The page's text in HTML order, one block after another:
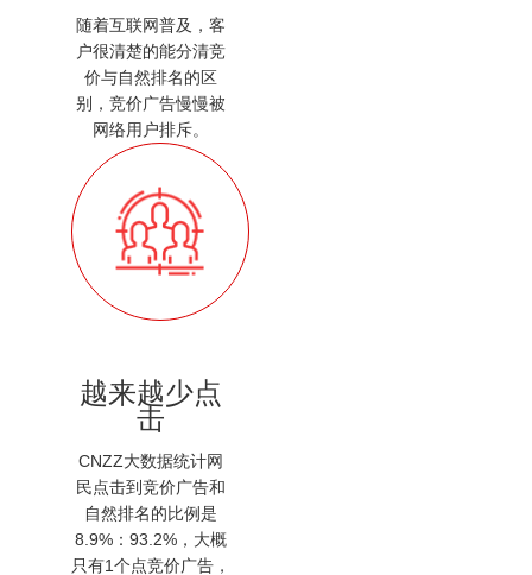
随着互联网普及，客
户很清楚的能分清竞
价与自然排名的区
别，竞价广告慢慢被
网络用户排斥。
越来越少点
击
CNZZ大数据统计网
民点击到竞价广告和
自然排名的比例是
8.9%：93.2%，大概
只有1个点竞价广告，